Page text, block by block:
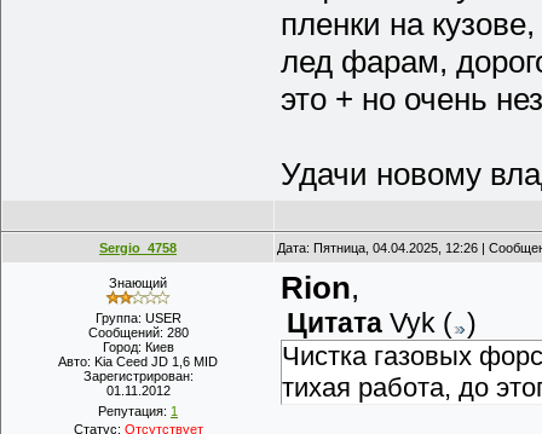
пленки на
лед фарам,
это + но очень
Удачи новому
Sergio_4758 Дата: Пятница, 04.04.2025, 12:26 |
Знающий
Группа: USER
Сообщений: 280
Город: Киев
Авто: Kia Ceed JD 1,6 MID
Зарегистрирован:
01.11.2012
Репутация: 1
Статус: Отсутствует
Rion,
Цитата Vyk ( )
Чистка газовых
тихая работа, до